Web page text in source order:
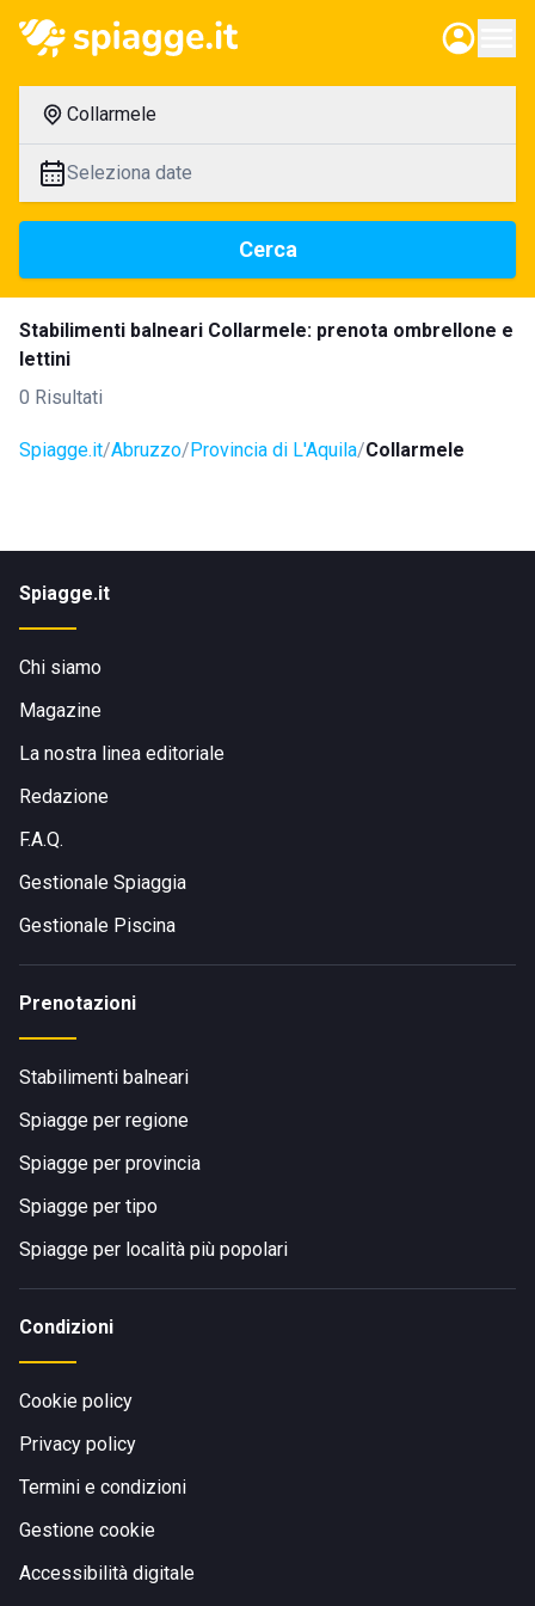
Collarmele
Seleziona date
Cerca
Stabilimenti balneari Collarmele: prenota ombrellone e
lettini
0 Risultati
Spiagge.it Abruzzo Provincia di L'Aquila Collarmele
Spiagge.it
Chi siamo
Magazine
La nostra linea editoriale
Redazione
F.A.Q.
Gestionale Spiaggia
Gestionale Piscina
Prenotazioni
Stabilimenti balneari
Spiagge per regione
Spiagge per provincia
Spiagge per tipo
Spiagge per località più popolari
Condizioni
Cookie policy
Privacy policy
Termini e condizioni
Gestione cookie
Accessibilità digitale